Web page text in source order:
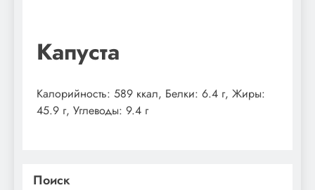
Капуста
Калорийность: 589 ккал, Белки: 6.4 г, Жиры:
45.9 г, Углеводы: 9.4 г
Поиск